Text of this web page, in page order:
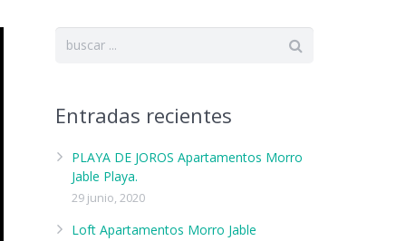
Entradas recientes
PLAYA DE JOROS Apartamentos Morro
Jable Playa.
29 junio, 2020
Loft Apartamentos Morro Jable